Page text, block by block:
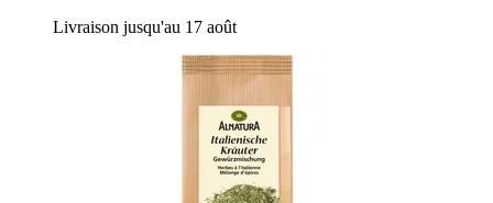
Livraison jusqu'au 17 août